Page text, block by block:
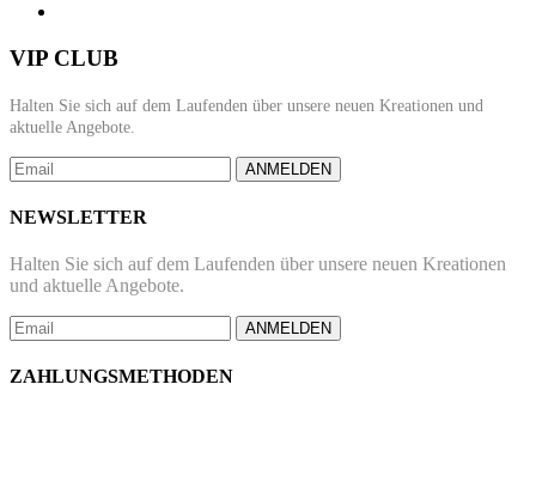
VIP CLUB
Halten Sie sich auf dem Laufenden über unsere neuen Kreationen und
aktuelle Angebote.
ANMELDEN
NEWSLETTER
Halten Sie sich auf dem Laufenden über unsere neuen Kreationen
und aktuelle Angebote.
ANMELDEN
ZAHLUNGSMETHODEN